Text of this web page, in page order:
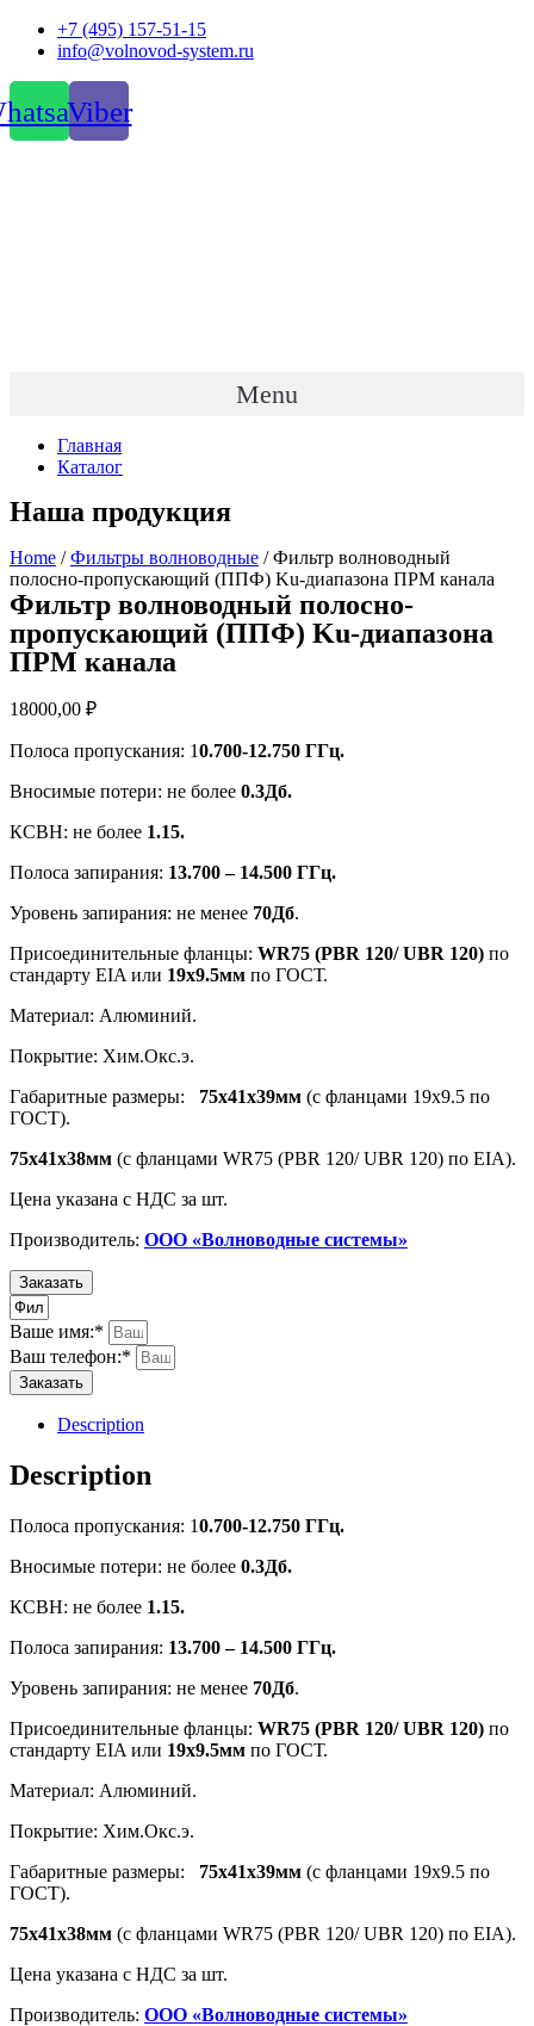
Перейти+7 (495) 157-51-15
info@volnovod-system.ru
Viber
Menu
Главная
Каталог
Наша продукция
Home /Фильтры волноводные / Фильтр волноводный
полосно-пропускающий (ППФ) Ku-диапазона ПРМ канала
Фильтр волноводный полосно-
пропускающий (ППФ) Ku-диапазона
ПРМ канала
18000,00 ₽
Полоса пропускания: 10.700-12.750 ГГц.
Вносимые потери: не более 0.3Дб.
КСВН: не более 1.15.
Полоса запирания: 13.700 – 14.500 ГГц.
Уровень запирания: не менее 70Дб.
Присоединительные фланцы: WR75 (PBR 120/ UBR 120) по
стандарту EIA или 19х9.5мм по ГОСТ.
Материал: Алюминий.
Покрытие: Хим.Окс.э.
Габаритные размеры: 75х41х39мм (с фланцами 19х9.5 по
ГОСТ).
75х41х38мм (с фланцами WR75 (PBR 120/ UBR 120) по EIA).
Цена указана с НДС за шт.
Производитель: ООО «Волноводные системы»
Заказать
Ваше имя:*
Ваш телефон:*
Заказать
Description
Description
Полоса пропускания: 10.700-12.750 ГГц.
Вносимые потери: не более 0.3Дб.
КСВН: не более 1.15.
Полоса запирания: 13.700 – 14.500 ГГц.
Уровень запирания: не менее 70Дб.
Присоединительные фланцы: WR75 (PBR 120/ UBR 120) по
стандарту EIA или 19х9.5мм по ГОСТ.
Материал: Алюминий.
Покрытие: Хим.Окс.э.
Габаритные размеры: 75х41х39мм (с фланцами 19х9.5 по
ГОСТ).
75х41х38мм (с фланцами WR75 (PBR 120/ UBR 120) по EIA).
Цена указана с НДС за шт.
Производитель: ООО «Волноводные системы»